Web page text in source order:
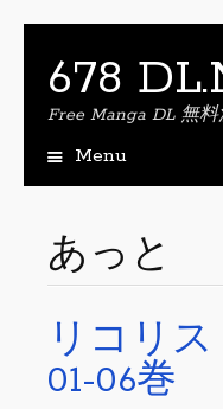
678
Free Manga DL 無
Menu
p
o
n
あっと
リコリ
01-06巻